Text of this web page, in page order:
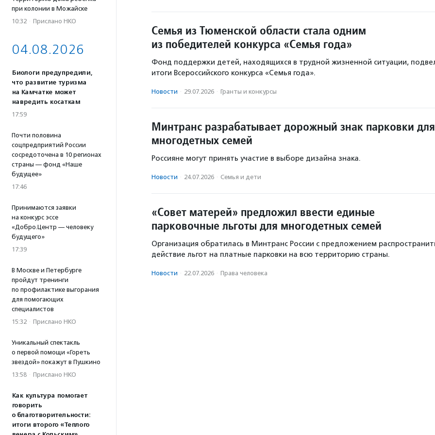
при колонии в Можайске
10:32 · Прислано НКО
04.08.2026
Биологи предупредили,
что развитие туризма
на Камчатке может
навредить косаткам
17:59
Почти половина
соцпредприятий России
сосредоточена в 10 регионах
страны — фонд «Наше
будущее»
17:46
Принимаются заявки
на конкурс эссе
«Добро.Центр — человеку
будущего»
17:39
В Москве и Петербурге
пройдут тренинги
по профилактике выгорания
для помогающих
специалистов
15:32 · Прислано НКО
Уникальный спектакль
о первой помощи «Гореть
звездой» покажут в Пушкино
13:58 · Прислано НКО
Как культура помогает
говорить
о благотворительности:
итоги второго «Теплого
Семья из Тюменской области стала одним
из победителей конкурса «Семья года»
Фонд поддержки детей, находящихся в трудной жизненной ситуации,
итоги Всероссийского конкурса «Семья года».
Новости · 29.07.2026 · Гранты и конкурсы
Минтранс разрабатывает дорожный знак парковки для
многодетных семей
Россияне могут принять участие в выборе дизайна знака.
Новости · 24.07.2026 · Семья и дети
«Совет матерей» предложил ввести единые
парковочные льготы для многодетных семей
Организация обратилась в Минтранс России с предложением
действие льгот на платные парковки на всю территорию страны.
Новости · 22.07.2026 · Права человека